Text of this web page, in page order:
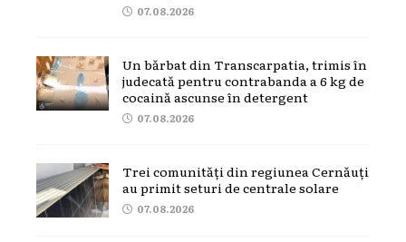
07.08.2026
Un bărbat din Transcarpatia, trimis în
judecată pentru contrabanda a 6 kg de
cocaină ascunse în detergent
07.08.2026
Trei comunități din regiunea Cernăuți
au primit seturi de centrale solare
07.08.2026